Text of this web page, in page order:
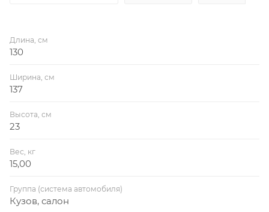
Длина, см
130
Ширина, см
137
Высота, см
23
Вес, кг
15,00
Группа (система автомобиля)
Кузов, салон